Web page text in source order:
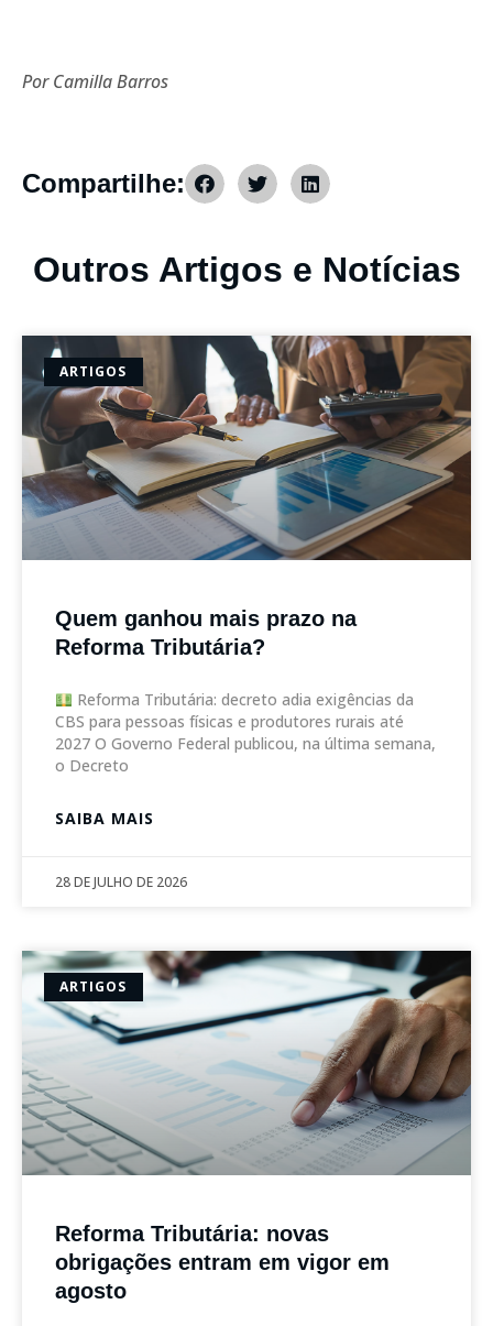
Por Camilla Barros
Compartilhe:
Outros Artigos e Notícias
ARTIGOS
Quem ganhou mais prazo na
Reforma Tributária?
Reforma Tributária: decreto adia exigências da
CBS para pessoas físicas e produtores rurais até
2027 O Governo Federal publicou, na última semana,
o Decreto
SAIBA MAIS
28 DE JULHO DE 2026
ARTIGOS
Reforma Tributária: novas
obrigações entram em vigor em
agosto